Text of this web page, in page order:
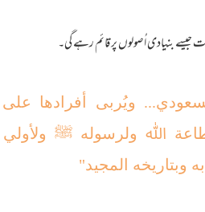
بنیادی اُصولوں پر قائم رہے گی۔
ویُربی أفرادھا
ﷲ ولرسوله ﷺ ولأولي
وبتاریخه المجید"